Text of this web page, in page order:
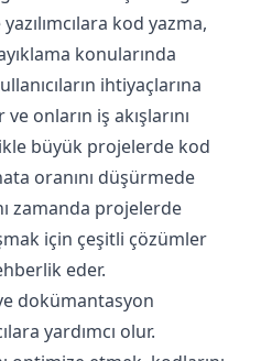
kod yazma,
konularında
ihtiyaçlarına
onların iş akışlarını
büyük projelerde kod
oranını düşürmede
zamanda projelerde
için çeşitli çözümler
eder.
dokümantasyon
yardımcı olur.